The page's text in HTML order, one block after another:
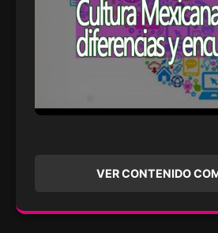
VER CONTENIDO